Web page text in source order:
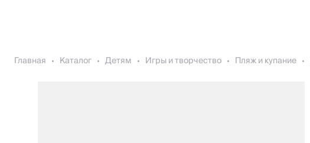
Главная Каталог Детям Игры и творчество Пляж и купание